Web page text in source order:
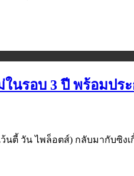
ในรอบ 3 ปี พร้อมปร
ว้นตี้ วัน ไพล็อตส์) กลับมากับซิ